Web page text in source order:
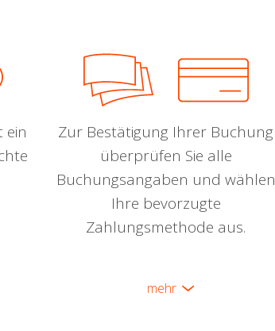
ein
Zur Bestätigung Ihrer Buchung
überprüfen Sie alle
Buchungsangaben und wählen
Ihre bevorzugte
Zahlungsmethode aus.
mehr